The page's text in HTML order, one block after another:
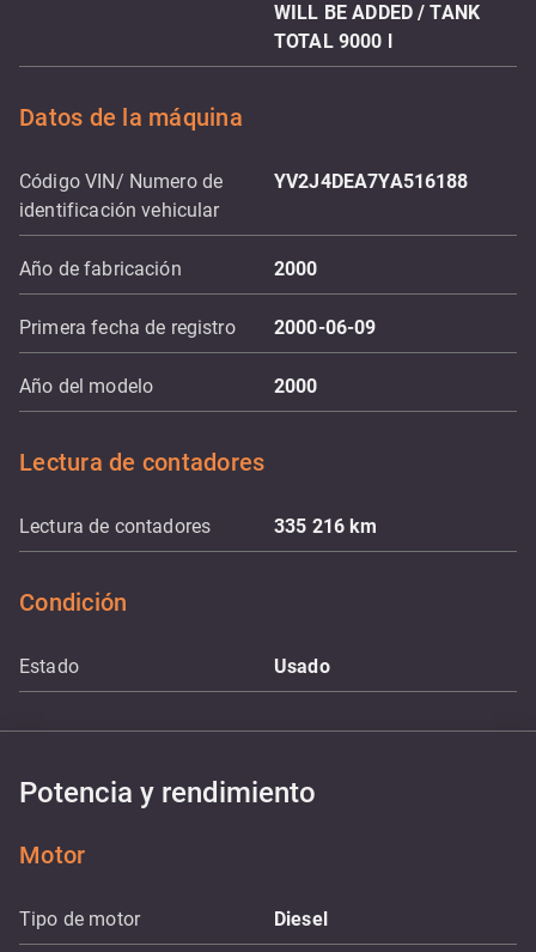
WILL BE ADDED / TANK
TOTAL 9000 l
Datos de la máquina
Código VIN/ Numero de
identificación vehicular
YV2J4DEA7YA516188
Año de fabricación 2000
Primera fecha de registro 2000-06-09
Año del modelo 2000
Lectura de contadores
Lectura de contadores 335 216km
Condición
Estado Usado
Potencia y rendimiento
Motor
Tipo de motor Diesel